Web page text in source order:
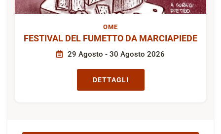
OME
FESTIVAL DEL FUMETTO DA MARCIAPIEDE
29 Agosto - 30 Agosto 2026
DETTAGLI